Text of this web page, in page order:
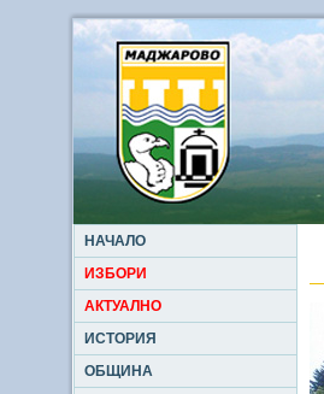
НАЧАЛО
ИЗБОРИ
АКТУАЛНО
ИСТОРИЯ
ОБЩИНА